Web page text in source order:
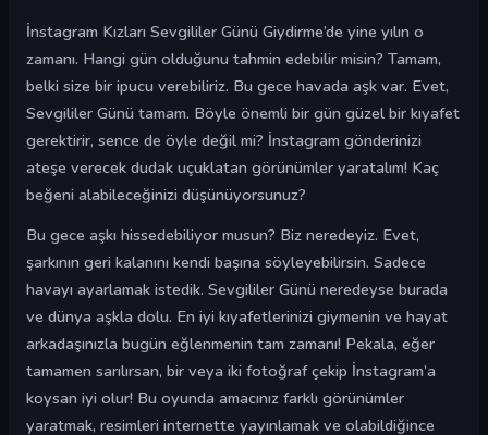
İnstagram Kızları Sevgililer Günü Giydirme’de yine yılın o
zamanı. Hangi gün olduğunu tahmin edebilir misin? Tamam,
belki size bir ipucu verebiliriz. Bu gece havada aşk var. Evet,
Sevgililer Günü tamam. Böyle önemli bir gün güzel bir kıyafet
gerektirir, sence de öyle değil mi? İnstagram gönderinizi
ateşe verecek dudak uçuklatan görünümler yaratalım! Kaç
beğeni alabileceğinizi düşünüyorsunuz?
Bu gece aşkı hissedebiliyor musun? Biz neredeyiz. Evet,
şarkının geri kalanını kendi başına söyleyebilirsin. Sadece
havayı ayarlamak istedik. Sevgililer Günü neredeyse burada
ve dünya aşkla dolu. En iyi kıyafetlerinizi giymenin ve hayat
arkadaşınızla bugün eğlenmenin tam zamanı! Pekala, eğer
tamamen sarılırsan, bir veya iki fotoğraf çekip İnstagram’a
koysan iyi olur! Bu oyunda amacınız farklı görünümler
yaratmak, resimleri internette yayınlamak ve olabildiğince